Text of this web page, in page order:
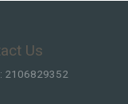
Us
2106829352